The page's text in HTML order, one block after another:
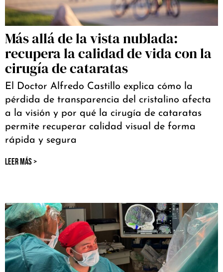
Más allá de la vista nublada:
recupera la calidad de vida con la
cirugía de cataratas
El Doctor Alfredo Castillo explica cómo la
pérdida de transparencia del cristalino afecta
a la visión y por qué la cirugía de cataratas
permite recuperar calidad visual de forma
rápida y segura
LEER MÁS >